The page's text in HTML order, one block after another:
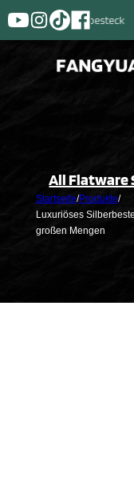
All Flatware
Startseite/Produkte/
Luxuriöses
großen Mengen